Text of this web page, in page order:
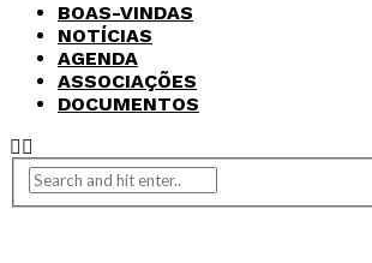
BOAS-VINDAS
NOTÍCIAS
AGENDA
ASSOCIAÇÕES
DOCUMENTOS